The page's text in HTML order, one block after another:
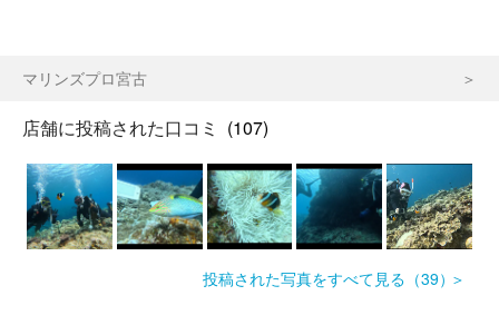
マリンズプロ宮古
店舗に投稿された口コミ (107)
投稿された写真をすべて見る（39）